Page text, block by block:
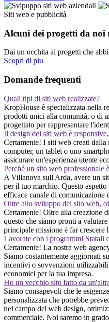
Siti web e pubblicità
Alcuni dei progetti da noi
Dai un occhita ai progetti che
Scopri di piu
Domande frequenti
Quali tipi di siti web realizzate?
KropHouse è specializzata nella
prodotti unici alla comunità, o di
progettato per rappresentare
Il design dei siti web è
Certamente! I siti web creati dalla
computer, un tablet o uno
assicurare un'esperienza utente
Perché un sito web
A Villanova sull'Arda, avere un
per il tuo marchio. Questo
efficace canale di comunicazione
Oltre allo sviluppo del sito web,
Certamente! Oltre alla creazione
questo che siamo pronti a
principale missione è far
Lavorate con i programmi Statali
Certamente! La nostra web
Siamo costantemente aggiornati
incentivi o sovvenzioni utilizzabili
economici per la tua impresa.
Ho un vecchio sito fatto da
Siamo consapevoli che le
personalizzata che potrebbe
nel campo del web design,
commerciale. Noi saremo in